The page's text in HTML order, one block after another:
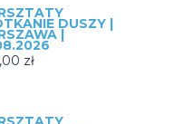
DUSZY |
|
zł